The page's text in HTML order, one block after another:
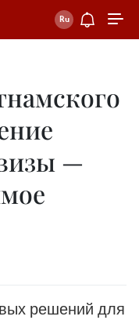
—
решений для